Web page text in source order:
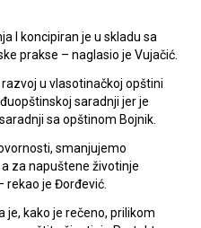
I koncipiran je u skladu sa
prakse – naglasio je Vujačić.
u vlasotinačkoj opštini
saradnji jer je
sa opštinom Bojnik.
smanjujemo
za napuštene životinje
je Đorđević.
je, kako je rečeno, prilikom